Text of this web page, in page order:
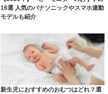
16選 人気のパナソニックやスマホ連動
モデルも紹介
新生児におすすめのおむつはどれ？選